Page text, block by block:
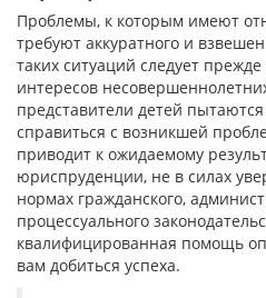
Проблемы, к которым имеют
требуют аккуратного и
таких ситуаций следует прежде
интересов
представители детей
справиться с возникшей
приводит к ожидаемому
юриспруденции, не в силах
нормах гражданского,
процессуального
квалифицированная помощь
вам добиться успеха.